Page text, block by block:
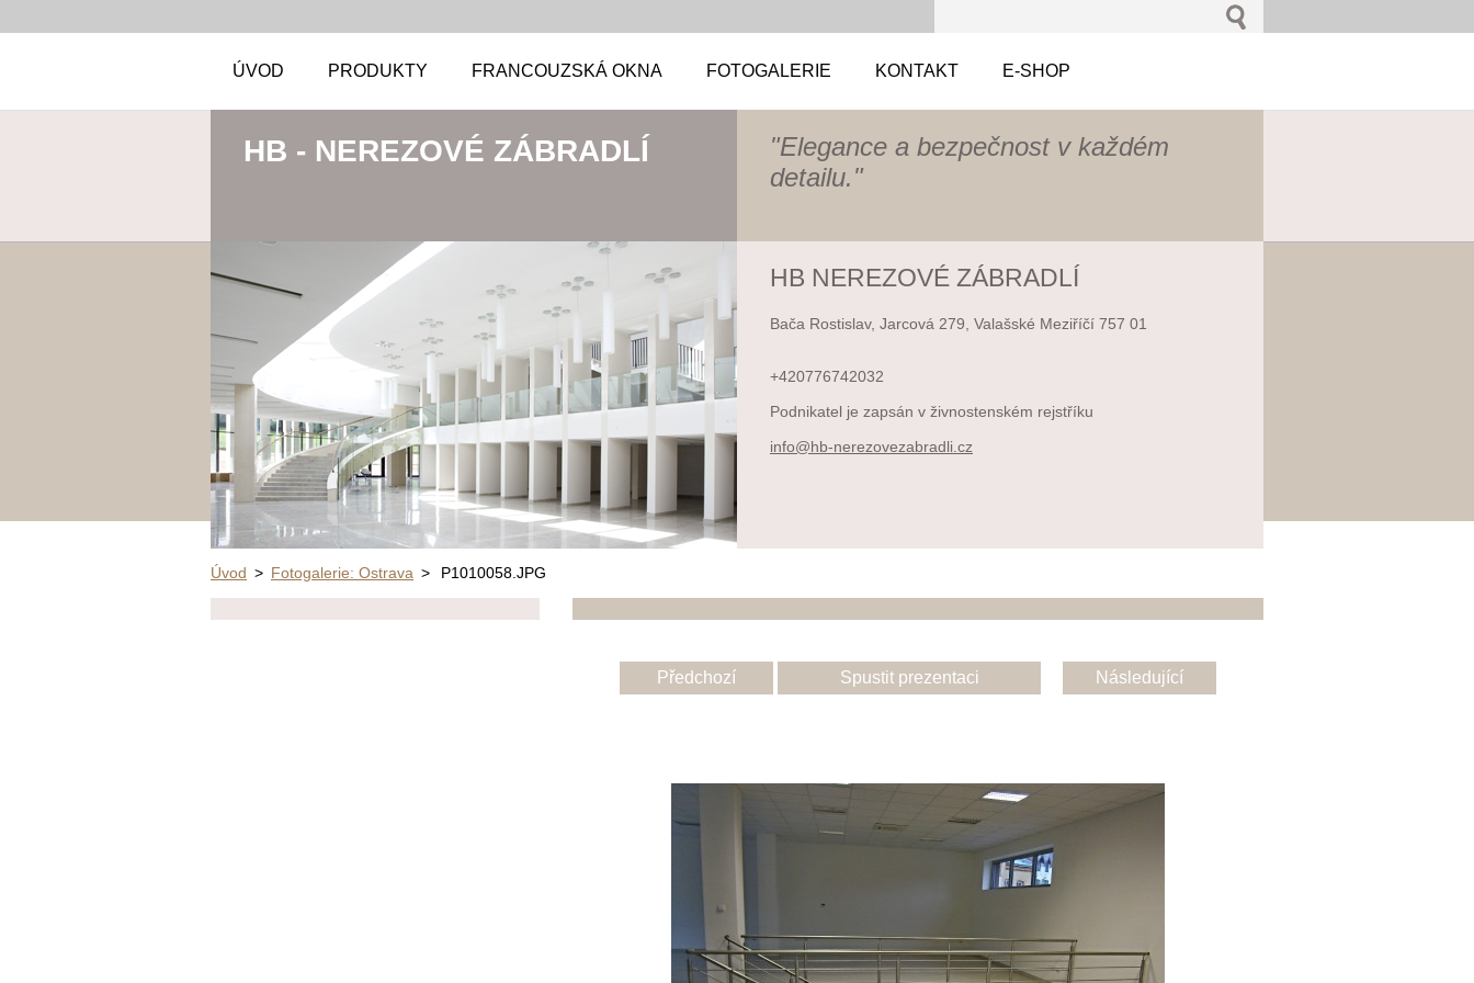
ÚVOD PRODUKTY FRANCOUZSKÁ OKNA FOTOGALERIE KONTAKT E-SHOP
HB - NEREZOVÉ ZÁBRADLÍ
"Elegance a bezpečnost v každém
detailu."
HB NEREZOVÉ ZÁBRADLÍ
Bača Rostislav, Jarcová 279, Valašské Meziříčí 757 01
+420776742032
Podnikatel je zapsán v živnostenském rejstříku
info@hb-nerezovezabradli .cz
Úvod > Fotogalerie: Ostrava > P1010058.JPG
Předchozí Spustit prezentaci Následující